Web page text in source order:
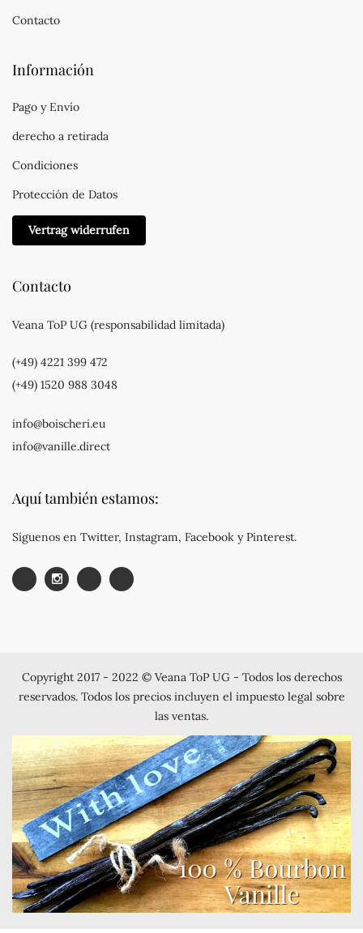
Contacto
Información
Pago y Envío
derecho a retirada
Condiciones
Protección de Datos
Vertrag widerrufen
Contacto
Veana ToP UG (responsabilidad limitada)
(+49) 4221 399 472
(+49) 1520 988 3048
info@boischeri.eu
info@vanille.direct
Aquí también estamos:
Síguenos en Twitter, Instagram, Facebook y Pinterest.
Copyright 2017 - 2022 © Veana ToP UG - Todos los derechos
reservados. Todos los precios incluyen el impuesto legal sobre
las ventas.